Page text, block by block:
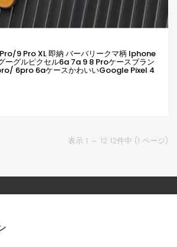
9 Pro XL 即納 バーバリークマ柄 Iphone
ーグルピクセル6a 7a 9 8 Proケースブラン
6pro 6aケースかわいいGoogle Pixel 4
ース Burberry 定番TBロゴ 高品質 新作
表示 1 ～ 12 12件中 (1 ページ)